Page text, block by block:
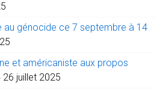
au génocide ce 7 septembre à 14
et américaniste aux propos
26 juillet 2025